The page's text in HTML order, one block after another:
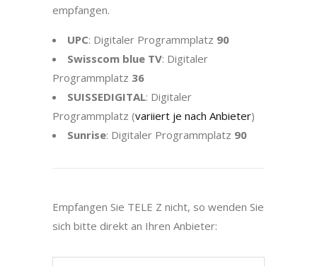
empfangen.
UPC: Digitaler Programmplatz 90
Swisscom blue TV: Digitaler
Programmplatz 36
SUISSEDIGITAL: Digitaler
Programmplatz (variiert je nach Anbieter)
Sunrise: Digitaler Programmplatz 90
Empfangen Sie TELE Z nicht, so wenden Sie
sich bitte direkt an Ihren Anbieter: